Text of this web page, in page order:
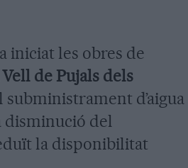
iniciat les obres de
Vell de Pujals dels
d’aigua
disminució del
la disponibilitat